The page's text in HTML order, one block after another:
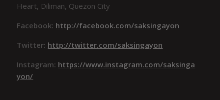
Heart, Diliman, Quezon City
Facebook: http://facebook.com/saksingayon
Twitter: http://twitter.com/saksingayon
Instagram: https://www.instagram.com/saksinga
yon/